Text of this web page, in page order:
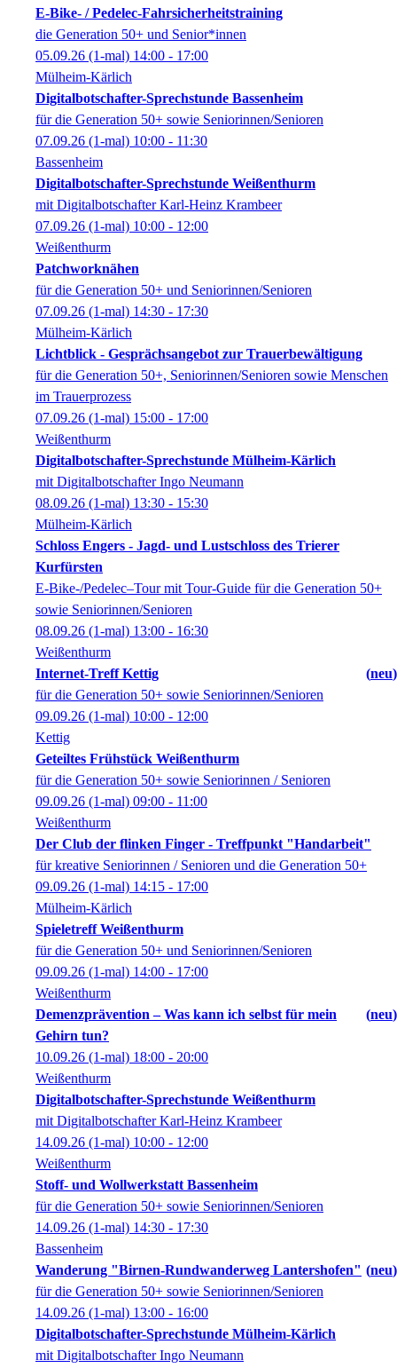
E-Bike- / Pedelec-Fahrsicherheitstraining
die Generation 50+ und Senior*innen
05.09.26 (1-mal) 14:00 - 17:00
Mülheim-Kärlich
Digitalbotschafter-Sprechstunde Bassenheim
für die Generation 50+ sowie Seniorinnen/Senioren
07.09.26 (1-mal) 10:00 - 11:30
Bassenheim
Digitalbotschafter-Sprechstunde Weißenthurm
mit Digitalbotschafter Karl-Heinz Krambeer
07.09.26 (1-mal) 10:00 - 12:00
Weißenthurm
Patchworknähen
für die Generation 50+ und Seniorinnen/Senioren
07.09.26 (1-mal) 14:30 - 17:30
Mülheim-Kärlich
Lichtblick - Gesprächsangebot zur Trauerbewältigung
für die Generation 50+, Seniorinnen/Senioren sowie Menschen
im Trauerprozess
07.09.26 (1-mal) 15:00 - 17:00
Weißenthurm
Digitalbotschafter-Sprechstunde Mülheim-Kärlich
mit Digitalbotschafter Ingo Neumann
08.09.26 (1-mal) 13:30 - 15:30
Mülheim-Kärlich
Schloss Engers - Jagd- und Lustschloss des Trierer
Kurfürsten
E-Bike-/Pedelec–Tour mit Tour-Guide für die Generation 50+
sowie Seniorinnen/Senioren
08.09.26 (1-mal) 13:00 - 16:30
Weißenthurm
Internet-Treff Kettig
neu
für die Generation 50+ sowie Seniorinnen/Senioren
09.09.26 (1-mal) 10:00 - 12:00
Kettig
Geteiltes Frühstück Weißenthurm
für die Generation 50+ sowie Seniorinnen / Senioren
09.09.26 (1-mal) 09:00 - 11:00
Weißenthurm
Der Club der flinken Finger - Treffpunkt "Handarbeit"
für kreative Seniorinnen / Senioren und die Generation 50+
09.09.26 (1-mal) 14:15 - 17:00
Mülheim-Kärlich
Spieletreff Weißenthurm
für die Generation 50+ und Seniorinnen/Senioren
09.09.26 (1-mal) 14:00 - 17:00
Weißenthurm
Demenzprävention – Was kann ich selbst für mein
Gehirn tun?
neu
10.09.26 (1-mal) 18:00 - 20:00
Weißenthurm
Digitalbotschafter-Sprechstunde Weißenthurm
mit Digitalbotschafter Karl-Heinz Krambeer
14.09.26 (1-mal) 10:00 - 12:00
Weißenthurm
Stoff- und Wollwerkstatt Bassenheim
für die Generation 50+ sowie Seniorinnen/Senioren
14.09.26 (1-mal) 14:30 - 17:30
Bassenheim
Wanderung "Birnen-Rundwanderweg Lantershofen"
neu
für die Generation 50+ sowie Seniorinnen/Senioren
14.09.26 (1-mal) 13:00 - 16:00
Digitalbotschafter-Sprechstunde Mülheim-Kärlich
mit Digitalbotschafter Ingo Neumann